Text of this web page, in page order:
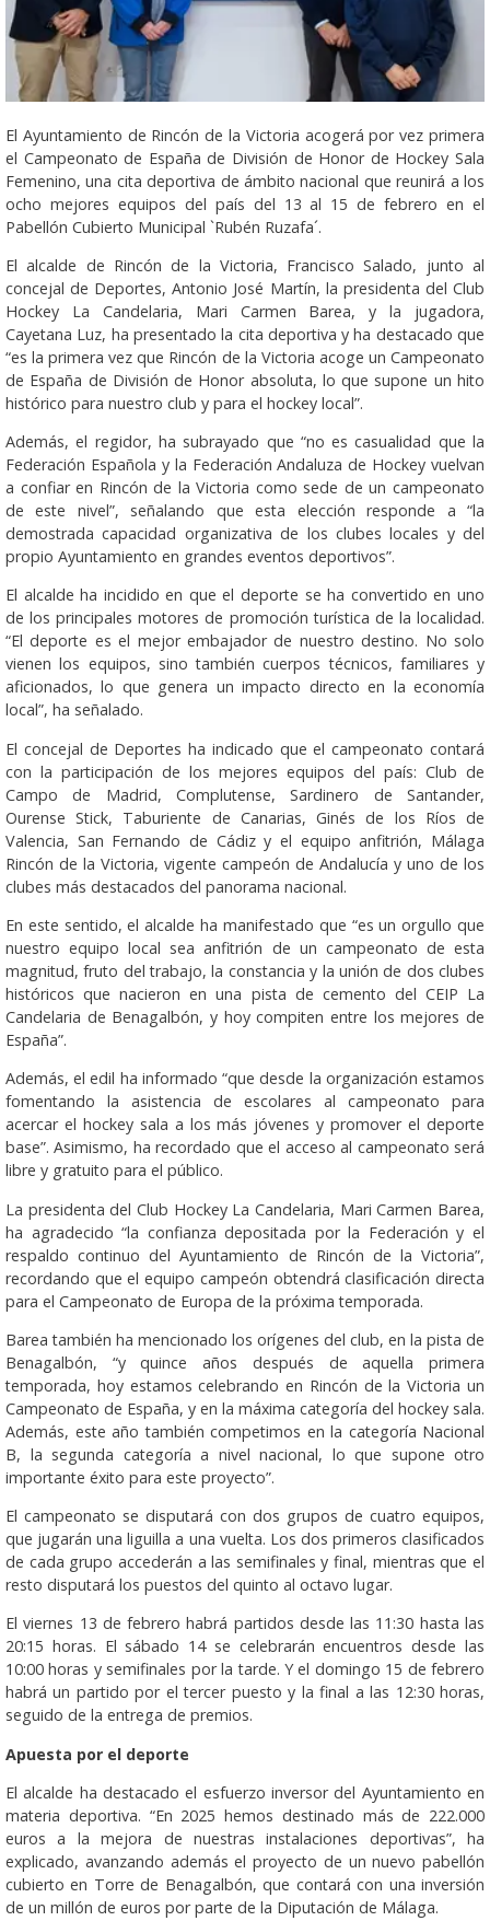
El Ayuntamiento de Rincón de la Victoria acogerá por vez primera
el Campeonato de España de División de Honor de Hockey Sala
Femenino, una cita deportiva de ámbito nacional que reunirá a los
ocho mejores equipos del país del 13 al 15 de febrero en el
Pabellón Cubierto Municipal `Rubén Ruzafa´.
El alcalde de Rincón de la Victoria, Francisco Salado, junto al
concejal de Deportes, Antonio José Martín, la presidenta del Club
Hockey La Candelaria, Mari Carmen Barea, y la jugadora,
Cayetana Luz, ha presentado la cita deportiva y ha destacado que
“es la primera vez que Rincón de la Victoria acoge un Campeonato
de España de División de Honor absoluta, lo que supone un hito
histórico para nuestro club y para el hockey local”.
Además, el regidor, ha subrayado que “no es casualidad que la
Federación Española y la Federación Andaluza de Hockey vuelvan
a confiar en Rincón de la Victoria como sede de un campeonato
de este nivel”, señalando que esta elección responde a “la
demostrada capacidad organizativa de los clubes locales y del
propio Ayuntamiento en grandes eventos deportivos”.
El alcalde ha incidido en que el deporte se ha convertido en uno
de los principales motores de promoción turística de la localidad.
“El deporte es el mejor embajador de nuestro destino. No solo
vienen los equipos, sino también cuerpos técnicos, familiares y
aficionados, lo que genera un impacto directo en la economía
local”, ha señalado.
El concejal de Deportes ha indicado que el campeonato contará
con la participación de los mejores equipos del país: Club de
Campo de Madrid, Complutense, Sardinero de Santander,
Ourense Stick, Taburiente de Canarias, Ginés de los Ríos de
Valencia, San Fernando de Cádiz y el equipo anfitrión, Málaga
Rincón de la Victoria, vigente campeón de Andalucía y uno de los
clubes más destacados del panorama nacional.
En este sentido, el alcalde ha manifestado que “es un orgullo que
nuestro equipo local sea anfitrión de un campeonato de esta
magnitud, fruto del trabajo, la constancia y la unión de dos clubes
históricos que nacieron en una pista de cemento del CEIP La
Candelaria de Benagalbón, y hoy compiten entre los mejores de
España”.
Además, el edil ha informado “que desde la organización estamos
fomentando la asistencia de escolares al campeonato para
acercar el hockey sala a los más jóvenes y promover el deporte
base”. Asimismo, ha recordado que el acceso al campeonato será
libre y gratuito para el público.
La presidenta del Club Hockey La Candelaria, Mari Carmen Barea,
ha agradecido “la confianza depositada por la Federación y el
respaldo continuo del Ayuntamiento de Rincón de la Victoria”,
recordando que el equipo campeón obtendrá clasificación directa
para el Campeonato de Europa de la próxima temporada.
Barea también ha mencionado los orígenes del club, en la pista de
Benagalbón, “y quince años después de aquella primera
temporada, hoy estamos celebrando en Rincón de la Victoria un
Campeonato de España, y en la máxima categoría del hockey sala.
Además, este año también competimos en la categoría Nacional
B, la segunda categoría a nivel nacional, lo que supone otro
importante éxito para este proyecto”.
El campeonato se disputará con dos grupos de cuatro equipos,
que jugarán una liguilla a una vuelta. Los dos primeros clasificados
de cada grupo accederán a las semifinales y final, mientras que el
resto disputará los puestos del quinto al octavo lugar.
El viernes 13 de febrero habrá partidos desde las 11:30 hasta las
20:15 horas. El sábado 14 se celebrarán encuentros desde las
10:00 horas y semifinales por la tarde. Y el domingo 15 de febrero
habrá un partido por el tercer puesto y la final a las 12:30 horas,
seguido de la entrega de premios.
Apuesta por el deporte
El alcalde ha destacado el esfuerzo inversor del Ayuntamiento en
materia deportiva. “En 2025 hemos destinado más de 222.000
euros a la mejora de nuestras instalaciones deportivas”, ha
explicado, avanzando además el proyecto de un nuevo pabellón
cubierto en Torre de Benagalbón, que contará con una inversión
de un millón de euros por parte de la Diputación de Málaga.